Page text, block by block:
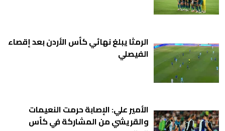
الرمثا يبلغ نهائي كأس الأردن بعد إقصاء
الفيصلي
الأمير علي: الإصابة حرمت النعيمات
والقريشي من المشاركة في كأس